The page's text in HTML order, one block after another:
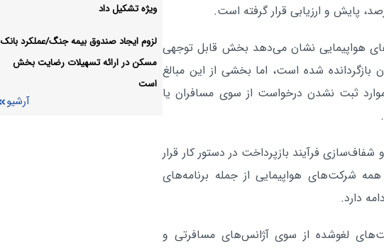
پایش و ارزیابی قرار گرفته است.
هواپیمایی نشان می‌دهد بخش قابل توجهی
شده است، اما بخشی از این مبالغ
ثبت نشدن درخواست از سوی مسافران یا
فرآیند بازپرداخت در دستور کار قرار
شرکت‌های هواپیمایی از جمله برنامه‌های
دارد.
لغوشده از سوی آژانس‌های مسافرتی و
ویژه تشکیل داد
لزوم ایجاد صندوق بیمه جنگ/عملکرد بانک
مسکن در ارائه تسهیلات رضایت بخش
است
آرشیو